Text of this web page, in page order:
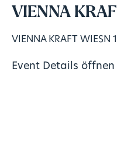
VIENNA
VIENNA KRAFT WIESN
Event Details öffnen